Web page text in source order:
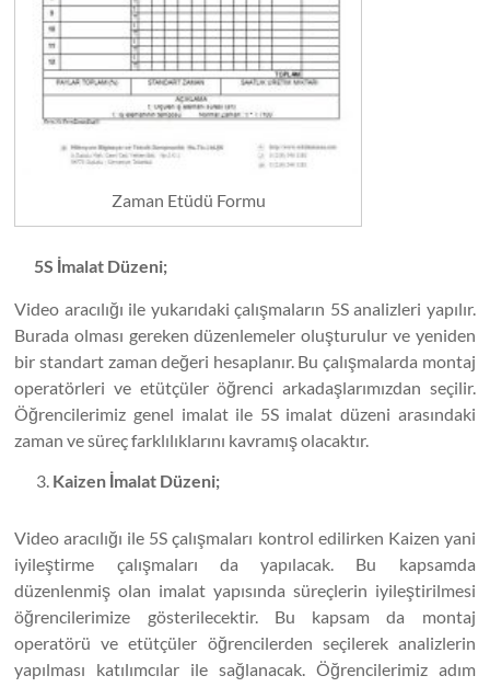
Zaman Etüdü Formu
5S İmalat Düzeni;
Video aracılığı ile yukarıdaki çalışmaların 5S analizleri yapılır.
Burada olması gereken düzenlemeler oluşturulur ve yeniden
bir standart zaman değeri hesaplanır. Bu çalışmalarda montaj
operatörleri ve etütçüler öğrenci arkadaşlarımızdan seçilir.
Öğrencilerimiz genel imalat ile 5S imalat düzeni arasındaki
zaman ve süreç farklılıklarını kavramış olacaktır.
Kaizen İmalat Düzeni;
Video aracılığı ile 5S çalışmaları kontrol edilirken Kaizen yani
iyileştirme çalışmaları da yapılacak. Bu kapsamda
düzenlenmiş olan imalat yapısında süreçlerin iyileştirilmesi
öğrencilerimize gösterilecektir. Bu kapsam da montaj
operatörü ve etütçüler öğrencilerden seçilerek analizlerin
yapılması katılımcılar ile sağlanacak. Öğrencilerimiz adım